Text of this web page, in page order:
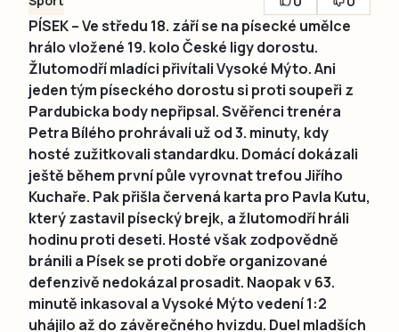
PÍSEK – Ve středu 18. září se na písecké umělce
hrálo vložené 19. kolo České ligy dorostu.
Žlutomodří mladíci přivítali Vysoké Mýto. Ani
jeden tým píseckého dorostu si proti soupeři z
Pardubicka body nepřipsal. Svěřenci trenéra
Petra Bílého prohrávali už od 3. minuty, kdy
hosté zužitkovali standardku. Domácí dokázali
ještě během první půle vyrovnat trefou Jiřího
Kuchaře. Pak přišla červená karta pro Pavla Kutu,
který zastavil písecký brejk, a žlutomodří hráli
hodinu proti deseti. Hosté však zodpovědně
bránili a Písek se proti dobře organizované
defenzivě nedokázal prosadit. Naopak v 63.
minutě inkasoval a Vysoké Mýto vedení 1:2
uhájilo až do závěrečného hvizdu. Duel mladších